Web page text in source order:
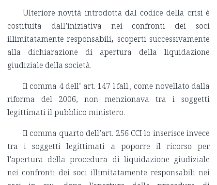
Ulteriore novità introdotta dal codice della crisi è
costituita dall’iniziativa nei confronti dei soci
illimitatamente responsabili, scoperti successivamente
alla dichiarazione di apertura della liquidazione
giudiziale della società.
Il comma 4 dell’ art. 147 l.fall., come novellato dalla
riforma del 2006, non menzionava tra i soggetti
legittimati il pubblico ministero.
Il comma quarto dell’art. 256 CCI lo inserisce invece
tra i soggetti legittimati a poporre il ricorso per
l'apertura della procedura di liquidazione giudiziale
nei confronti dei soci illimitatamente responsabili nei